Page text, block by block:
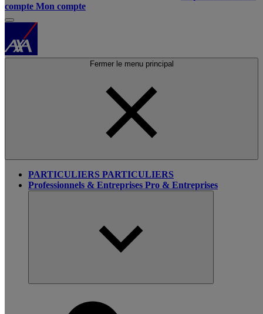
compte Mon compte
Fermer le menu principal
PARTICULIERS PARTICULIERS
Professionnels & Entreprises Pro & Entreprises